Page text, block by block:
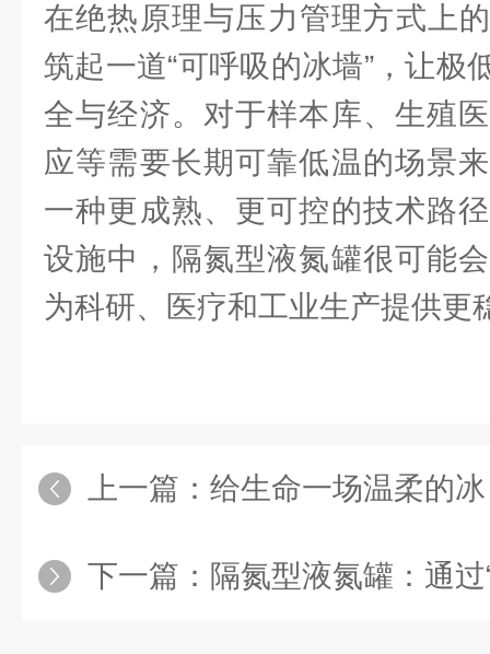
在绝热原理与压力管理方式上
筑起一道“可呼吸的冰墙”，让极
全与经济。对于样本库、生殖
应等需要长期可靠低温的场景
一种更成熟、更可控的技术路
设施中，隔氮型液氮罐很可能
为科研、医疗和工业生产提供更
上一篇： 给生命一场温柔的冰：产业型程
下一篇： 隔氮型液氮罐：通过“隔离氮气层”